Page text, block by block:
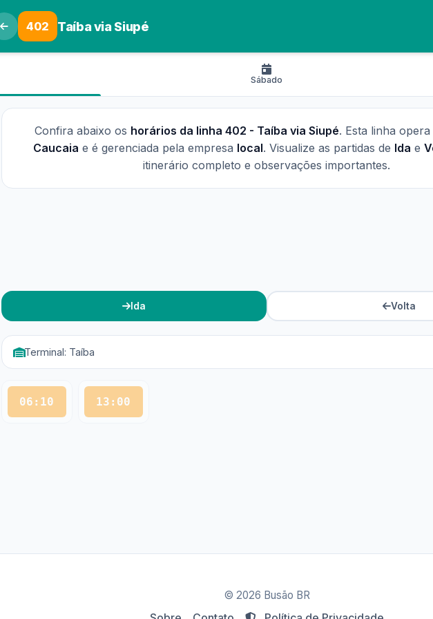
402 Taíba via Siupé
Sábado
Confira abaixo os horários da linha 402 - Taíba via Siupé. Esta linha
Caucaia e é gerenciada pela empresa local. Visualize as partidas de Ida e
itinerário completo e observações importantes.
Ida Volta
Terminal: Taíba
06:10 13:00
© 2026 Busão BR